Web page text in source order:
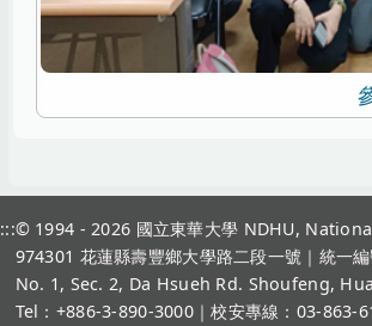
:::© 1994 - 2026 國立東華大學 NDHU,
974301 花蓮縣壽豐鄉大學路二段一號｜統一
No. 1, Sec. 2, Da Hsueh Rd. Shoufeng,
Tel：+886-3-890-3000 ｜校安專線：03-